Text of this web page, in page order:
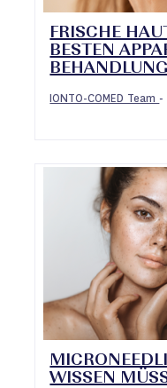
FRISCHE
BESTEN
IONTO-COMED Team -
WISSEN